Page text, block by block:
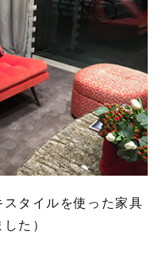
スタイルを使った家具
た）